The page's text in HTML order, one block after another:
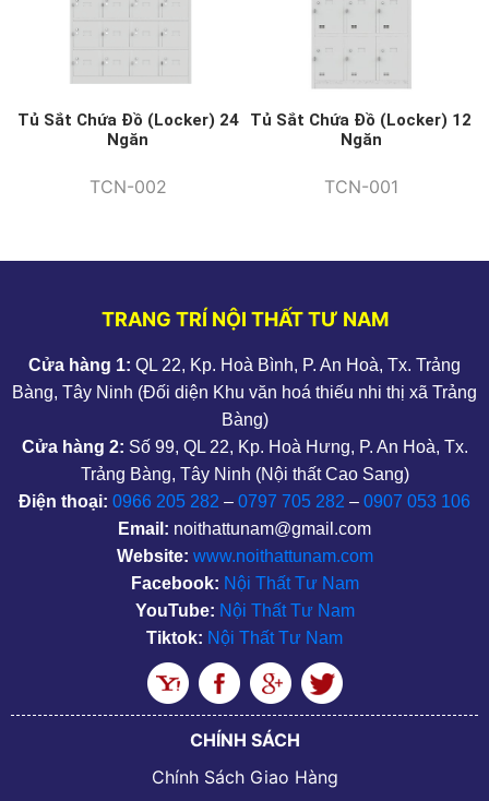
Tủ Sắt Chứa Đồ (Locker) 24
Ngăn
TCN-002
Tủ Sắt Chứa Đồ (Locker) 12
Ngăn
TCN-001
TRANG TRÍ NỘI THẤT TƯ NAM
Cửa hàng 1: QL 22, Kp. Hoà Bình, P. An Hoà, Tx. Trảng
Bàng, Tây Ninh (Đối diện Khu văn hoá thiếu nhi thị xã Trảng
Bàng)
Cửa hàng 2: Số 99, QL 22, Kp. Hoà Hưng, P. An Hoà, Tx.
Trảng Bàng, Tây Ninh (Nội thất Cao Sang)
Điện thoại: 0966 205 282 – 0797 705 282 – 0907 053 106
Email: noithattunam@gmail.com
Website: www.noithattunam.com
Facebook: Nội Thất Tư Nam
YouTube: Nội Thất Tư Nam
Tiktok: Nội Thất Tư Nam
CHÍNH SÁCH
Chính Sách Giao Hàng